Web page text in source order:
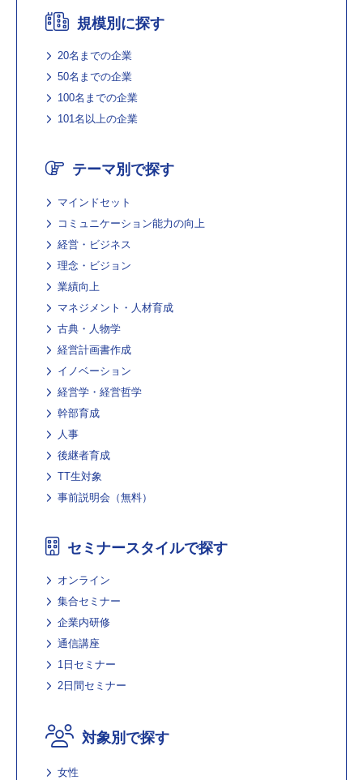
規模別に探す
20名までの企業
50名までの企業
100名までの企業
101名以上の企業
テーマ別で探す
マインドセット
コミュニケーション能力の向上
経営・ビジネス
理念・ビジョン
業績向上
マネジメント・人材育成
古典・人物学
経営計画書作成
イノベーション
経営学・経営哲学
幹部育成
人事
後継者育成
TT生対象
事前説明会（無料）
セミナースタイルで探す
オンライン
集合セミナー
企業内研修
通信講座
1日セミナー
2日間セミナー
対象別で探す
女性